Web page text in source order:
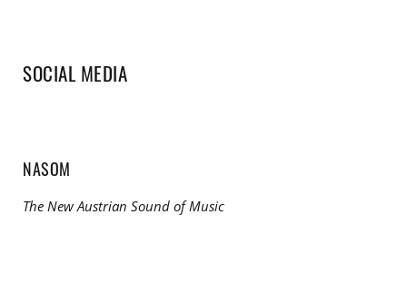
SOCIAL MEDIA
NASOM
The New Austrian Sound of Music